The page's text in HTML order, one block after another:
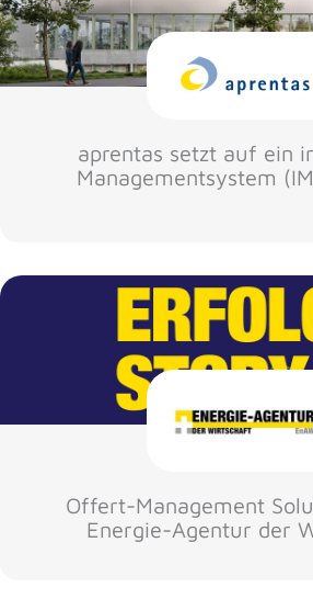
aprentas setzt auf ein
Managementsystem
Offert-Management
Energie-Agentur der